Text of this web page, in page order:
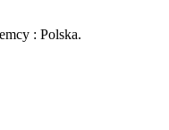
: Polska.